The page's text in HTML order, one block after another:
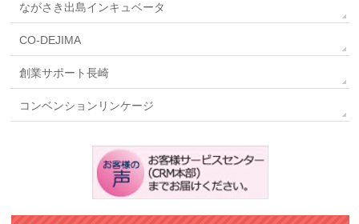
ながさき出島インキュベータ
CO-DEJIMA
創業サポート長崎
コンベンションリンケージ